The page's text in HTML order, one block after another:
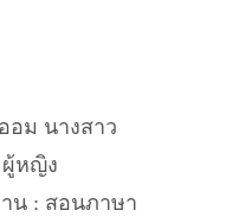
ม นางสาว
หญิง
น : สอนภาษา